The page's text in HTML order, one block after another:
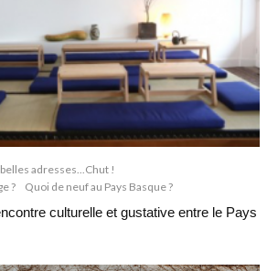
adresses...Chut !
?
Quoi de neuf au Pays Basque ?
culturelle et gustative entre le Pays